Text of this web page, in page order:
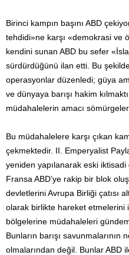
Birinci kampın başını ABD
tehdidi»ne karşı «demokrasi ve
kendini sunan ABD bu sefer
sürdürdüğünü ilan etti. Bu
operasyonlar düzenledi; güya
ve dünyaya barışı hakim
müdahalelerin amacı
Bu müdahalelere karşı çıkan
çekmektedir. II. Emperyalist
yeniden yapılanarak eski
Fransa ABD’ye rakip bir blok
devletlerini Avrupa Birliği çatısı
olarak birlikte hareket etmelerini
bölgelerine müdahaleleri
Bunların barışı
olmalarından değil. Bunlar ABD